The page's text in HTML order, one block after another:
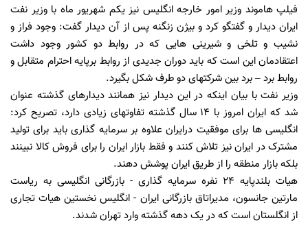
فیلپ هاموند وزیر امور خارجه انگلیس نیز یکم شهریور ماه با وزیر نفت
ایران دیدار و گفتگو کرد و بیژن زنگنه پس از آن دیدار گفت: وجود فراز و
نشیب و تلخی و شیرینی هایی که در روابط دو کشور وجود داشت
اعتقادمان این است که باید دوران جدیدی از روابط برپایه احترام متقابل و
روابط برد – برد بین شرکتهای دو طرف شکل بگیرد.
وزیر نفت با بیان اینکه در این دیدار نیز همانند دیدارهای گذشته عنوان
شد که ایران امروز با ١٤ سال گذشته تفاوتهای زیادی دارد، تصریح کرد:
انگلیسی ها برای موفقیت درایران علاوه بر سرمایه گذاری باید برای تولید
مشترک در ایران نیز تلاش کنند و فقط بازار ایران را برای فروش کالا نبینند
بلکه بازار منطقه را از طریق ایران پوشش دهند.
هیات بلندپایه ٢٤ نفره سرمایه گذاری - بازرگانی انگلیسی به ریاست
مارتین جانسون، مدیراتاق بازرگانی ایران - انگلیس نخستین هیات تجاری
از انگلستان است که در یک دهه گذشته وارد تهران شدند.